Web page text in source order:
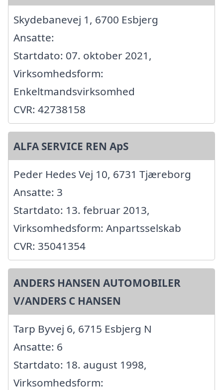
Skydebanevej 1, 6700 Esbjerg
Ansatte:
Startdato: 07. oktober 2021,
Virksomhedsform:
Enkeltmandsvirksomhed
CVR: 42738158
ALFA SERVICE REN ApS
Peder Hedes Vej 10, 6731 Tjæreborg
Ansatte: 3
Startdato: 13. februar 2013,
Virksomhedsform: Anpartsselskab
CVR: 35041354
ANDERS HANSEN AUTOMOBILER
V/ANDERS C HANSEN
Tarp Byvej 6, 6715 Esbjerg N
Ansatte: 6
Startdato: 18. august 1998,
Virksomhedsform: